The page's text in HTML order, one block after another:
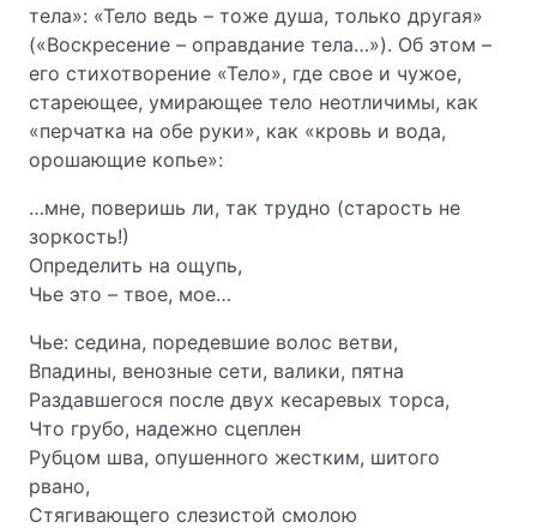
тела»: «Тело ведь – тоже душа, только другая»
(«Воскресение – оправдание тела…»). Об этом –
его стихотворение «Тело», где свое и чужое,
стареющее, умирающее тело неотличимы, как
«перчатка на обе руки», как «кровь и вода,
орошающие копье»:
…мне, поверишь ли, так трудно (старость не
зоркость!)
Определить на ощупь,
Чье это – твое, мое…
Чье: седина, поредевшие волос ветви,
Впадины, венозные сети, валики, пятна
Раздавшегося после двух кесаревых торса,
Что грубо, надежно сцеплен
Рубцом шва, опушенного жестким, шитого
рвано,
Стягивающего слезистой смолою